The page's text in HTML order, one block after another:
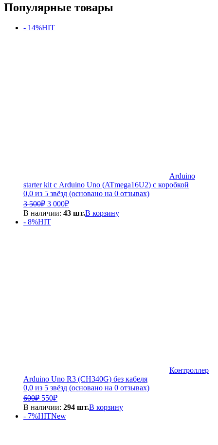
Популярные товары
- 14%HIT
Arduino
starter kit с Arduino Uno (ATmega16U2) с коробкой
0,0 из 5 звёзд (основано на 0 отзывах)
3 500₽ Первоначальная
цена
составляла
3
3 000₽Текущая
цена:
В наличии: 43 шт.В корзину
- 8%HIT
Контроллер
Arduino Uno R3 (CH340G) без кабеля
0,0 из 5 звёзд (основано на 0 отзывах)
600₽ Первоначальная
цена
составляла
550₽Текущая
цена:
550₽.
В наличии: 294 шт.В корзину
- 7%HITNew